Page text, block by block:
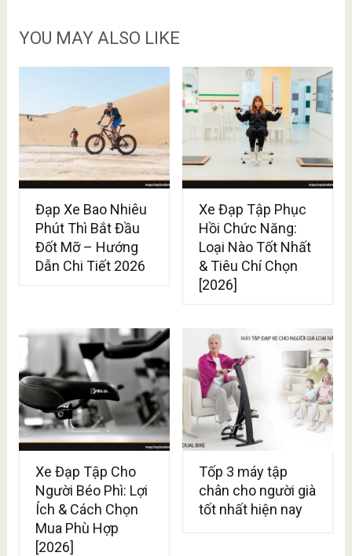
YOU MAY ALSO LIKE
Đạp Xe Bao Nhiêu
Phút Thì Bắt Đầu
Đốt Mỡ – Hướng
Dẫn Chi Tiết 2026
Xe Đạp Tập Phục
Hồi Chức Năng:
Loại Nào Tốt Nhất
& Tiêu Chí Chọn
[2026]
Xe Đạp Tập Cho
Người Béo Phì: Lợi
Ích & Cách Chọn
Mua Phù Hợp
[2026]
Tốp 3 máy tập
chân cho người già
tốt nhất hiện nay